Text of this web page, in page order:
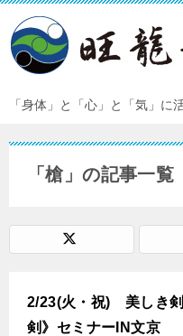
「身体」と「心」と「気」に
「槍」の記事一覧
2/23(火・祝) 美しき
剣》セミナーIN文京